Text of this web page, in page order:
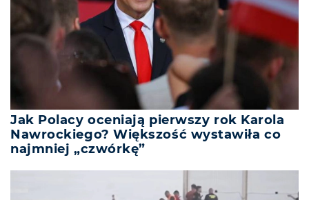
Jak Polacy oceniają pierwszy rok Karola
Nawrockiego? Większość wystawiła co
najmniej „czwórkę”